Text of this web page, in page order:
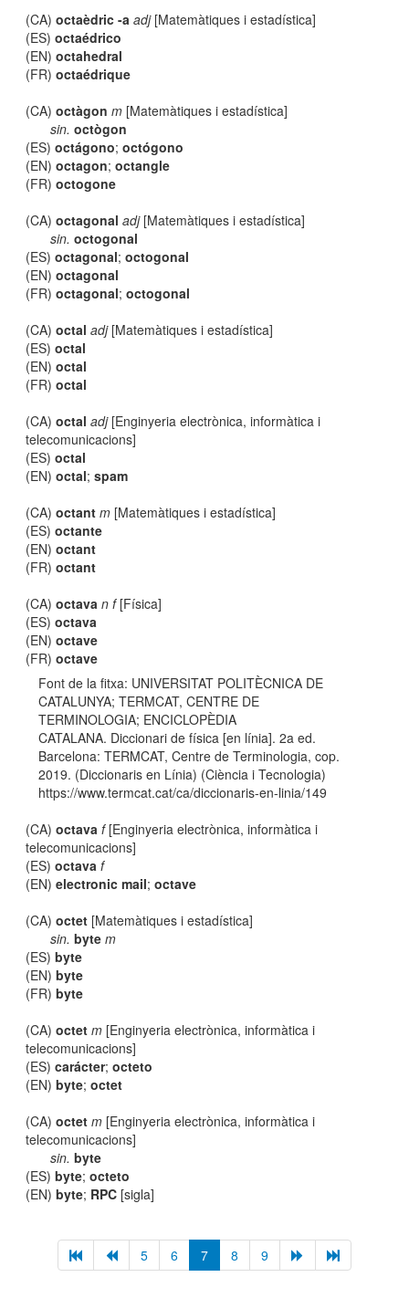
(CA)octaèdric -a adj[Matemàtiques i estadística]
(ES)octaédrico
(EN)octahedral
(FR)octaédrique
(CA)octàgon m [Matemàtiques i estadística]
sin. octògon
(ES)octágono;octógono
(EN)octagon;octangle
(FR)octogone
(CA)octagonal adj[Matemàtiques i estadística]
sin. octogonal
(ES)octagonal;octogonal
(EN)octagonal
(FR)octagonal;octogonal
(CA)octal adj[Matemàtiques i estadística]
(ES)octal
(EN)octal
(FR)octal
(CA)octal adj[Enginyeria electrònica, informàtica i
telecomunicacions]
(ES)octal
(EN)octal;spam
(CA)octant m [Matemàtiques i estadística]
(ES)octante
(EN)octant
(FR)octant
(CA)octava n f[Física]
(ES)octava
(EN)octave
(FR)octave
Font de la fitxa: UNIVERSITAT POLITÈCNICA DE
CATALUNYA; TERMCAT, CENTRE DE
TERMINOLOGIA; ENCICLOPÈDIA
CATALANA. Diccionari de física [en línia]. 2a ed.
Barcelona: TERMCAT, Centre de Terminologia, cop.
2019. (Diccionaris en Línia) (Ciència i Tecnologia)
https://www.termcat.cat/ca/diccionaris-en-linia/149
(CA)octava f[Enginyeria electrònica, informàtica i
telecomunicacions]
(ES)octava f
(EN)electronic mail;octave
(CA)octet [Matemàtiques i estadística]
sin. byte m
(ES)byte
(EN)byte
(FR)byte
(CA)octet m [Enginyeria electrònica, informàtica i
telecomunicacions]
(ES)carácter;octeto
(EN)byte;octet
(CA)octet m [Enginyeria electrònica, informàtica i
telecomunicacions]
sin. byte
(ES)byte;octeto
(EN)byte; RPC [sigla]
5 6 7 8 9